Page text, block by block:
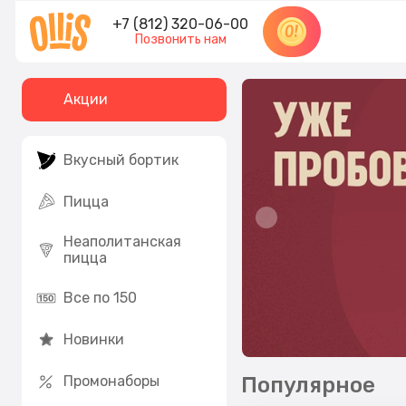
+7 (812) 320-06-00
Позвонить нам
Акции
Вкусный бортик
Пицца
Неаполитанская
пицца
Все по 150
Новинки
Промонаборы Популярное